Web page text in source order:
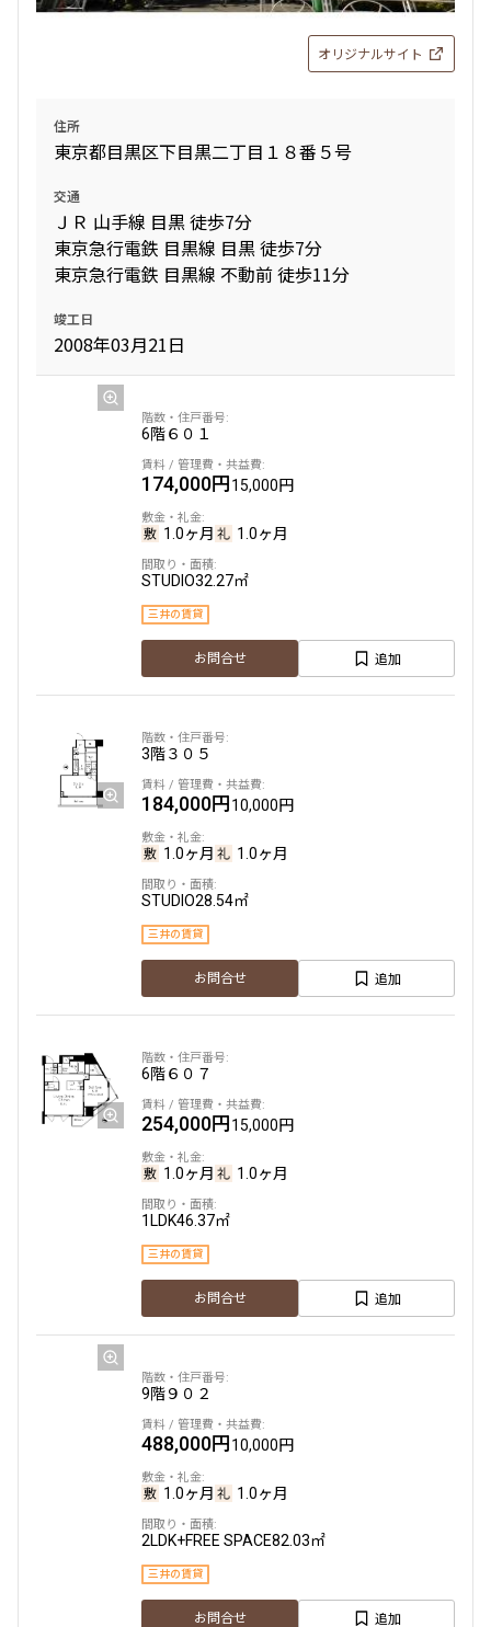
オリジナルサイト
住所
東京都目黒区下目黒二丁目１８番５号
交通
ＪＲ 山手線 目黒 徒歩7分
東京急行電鉄 目黒線 目黒 徒歩7分
東京急行電鉄 目黒線 不動前 徒歩11分
竣工日
2008年03月21日
6階６０１
174,000円15,000円
1.0ヶ月 1.0ヶ月
STUDIO32.27㎡
三井の賃貸
お問合せ 追加
3階３０５
184,000円10,000円
1.0ヶ月 1.0ヶ月
STUDIO28.54㎡
三井の賃貸
お問合せ 追加
6階６０７
254,000円15,000円
1.0ヶ月 1.0ヶ月
1LDK46.37㎡
三井の賃貸
お問合せ 追加
9階９０２
488,000円10,000円
1.0ヶ月 1.0ヶ月
2LDK+FREE SPACE82.03㎡
三井の賃貸
お問合せ 追加